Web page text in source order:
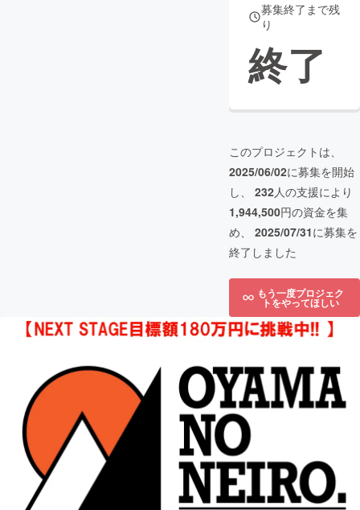
募集終了まで残
り
終了
このプロジェクトは、
2025/06/02に募集を開始
し、 232人の支援により
1,944,500円の資金を集
め、 2025/07/31に募集を
終了しました
もう一度プロジェク
トをやってほしい